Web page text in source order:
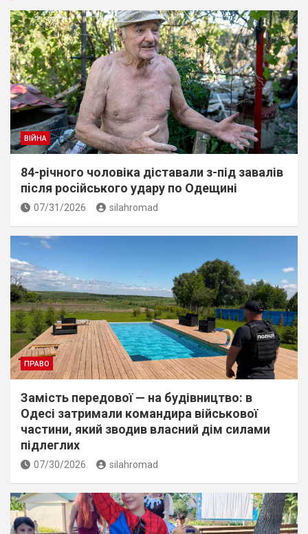
ВІЙНА
84-річного чоловіка діставали з-під завалів
пiсля росiйського удару по Одещині
07/31/2026 silahromad
ПРАВО
Замість передової — на будівництво: в
Одесі затримали командира військової
частини, який зводив власний дім силами
підлеглих
07/30/2026 silahromad